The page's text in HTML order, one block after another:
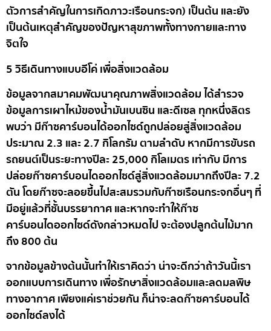
ตัวการสำคัญในการเกิดภาวะเรือนกระจก) เป็นต้น และยัง
เป็นต้นเหตุสำคัญของปัญหาสุขภาพทั้งทางกายและทาง
จิตใจ
5 วิธีเดินทางแบบอีโค่ เพื่อสิ่งแวดล้อม
ข้อมูลจากสมาคมพัฒนาคุณภาพสิ่งแวดล้อม ได้สำรวจ
ข้อมูลการเผาไหม้ของน้ำมันเบนซิน และดีเซล ทุกหนึ่งลิตร
พบว่า มีก๊าซคาร์บอนได้ออกไซด์ถูกปล่อยสู่สิ่งแวดล้อม
ประมาณ 2.3 และ 2.7 กิโลกรัม ตามลำดับ หากมีการขับรถ
รถยนต์เป็นระยะทางปีละ 25,000 กิโลเมตร เท่ากับ มีการ
ปล่อยก๊าซคาร์บอนไดออกไซด์สู่สิ่งแวดล้อมมากถึงปีละ 7.2
ตัน โดยก๊าซจะลอยขึ้นไปสะสมรวมกับก๊าซเรือนกระจกอื่นๆ ที่
มีอยู่แล้วที่ชั้นบรรยากาศ และหากจะทำให้ก๊าซ
คาร์บอนไดออกไซด์ดังกล่าวหมดไป จะต้องปลูกต้นไม้มาก
ถึง 800 ต้น
จากข้อมูลข้างต้นนั้นทำให้เราคิดว่า น่าจะดีกว่าถ้าวันนี้เรา
ออกแบบการเดินทาง เพื่อรักษาสิ่งแวดล้อมและลดมลพิษ
ทางอากาศ เพียงแค่เราช่วยกัน ก็น่าจะลดก๊าซคาร์บอนได้
ออกไซด์ลงได้